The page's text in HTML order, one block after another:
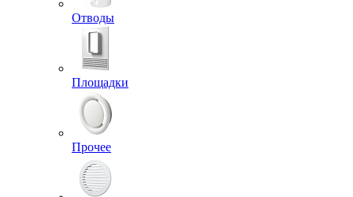
Отводы
Площадки
Прочее